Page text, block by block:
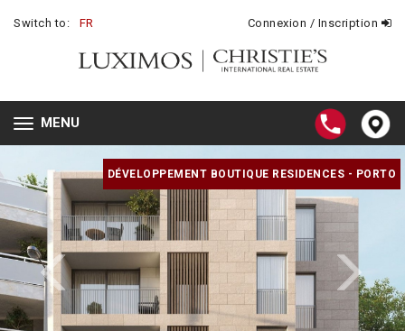
Switch to: FR Connexion / Inscription
Toggle
navigation
MENU
DÉVELOPPEMENT BOUTIQUE RESIDENCES - PORTO